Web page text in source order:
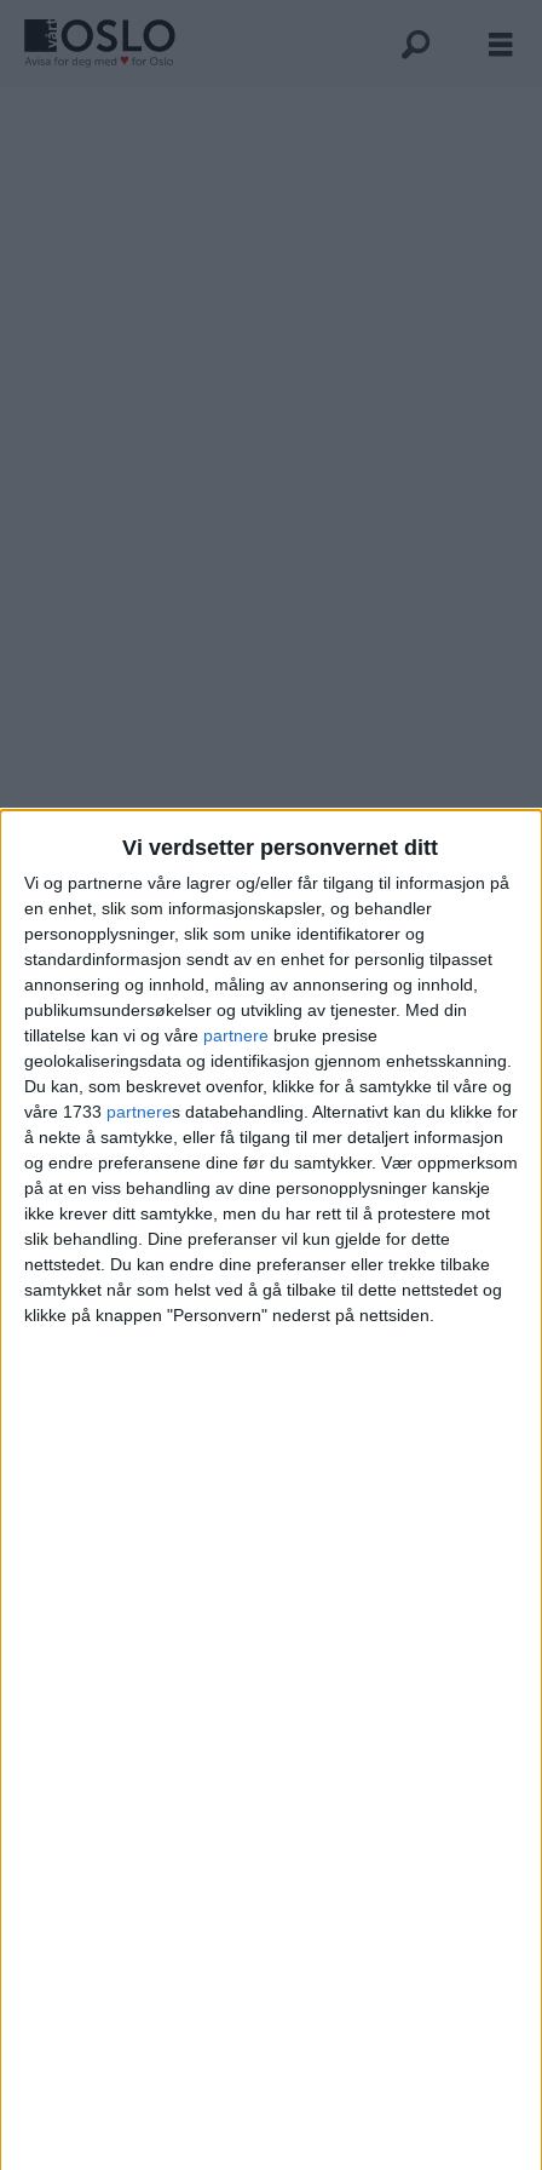
Vi verdsetter personvernet ditt
Vi og partnerne våre lagrer og/eller får tilgang til informasjon på
en enhet, slik som informasjonskapsler, og behandler
personopplysninger, slik som unike identifikatorer og
standardinformasjon sendt av en enhet for personlig tilpasset
annonsering og innhold, måling av annonsering og innhold,
publikumsundersøkelser og utvikling av tjenester. Med din
tillatelse kan vi og våre partnere bruke presise
geolokaliseringsdata og identifikasjon gjennom enhetsskanning.
Du kan, som beskrevet ovenfor, klikke for å samtykke til våre og
våre 1733 partneres databehandling. Alternativt kan du klikke for
å nekte å samtykke, eller få tilgang til mer detaljert informasjon
og endre preferansene dine før du samtykker. Vær oppmerksom
på at en viss behandling av dine personopplysninger kanskje
ikke krever ditt samtykke, men du har rett til å protestere mot
slik behandling. Dine preferanser vil kun gjelde for dette
nettstedet. Du kan endre dine preferanser eller trekke tilbake
samtykket når som helst ved å gå tilbake til dette nettstedet og
klikke på knappen "Personvern" nederst på nettsiden.
Se hva leilighet i
Elmholt allé på Hoff
gikk for. Se alle salg i
området
Blokkleilighet på Hoff solgt fra Renate Kihle
Bergsmo og Anders Kihle Bergsmo til Selma
Bergstad Hellum og Oscar Lauritsen
Torgersen.
VårtOslo